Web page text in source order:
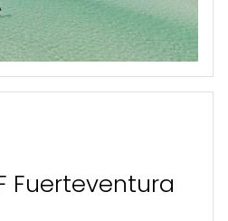
Fuerteventura